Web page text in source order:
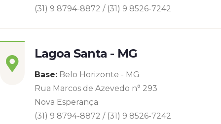
(31) 9 8794-8872 / (31) 9 8526-7242
Lagoa Santa - MG
Base: Belo Horizonte - MG
Rua Marcos de Azevedo n° 293
Nova Esperança
(31) 9 8794-8872 / (31) 9 8526-7242